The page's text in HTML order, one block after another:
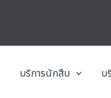
บริการนักสืบ บ